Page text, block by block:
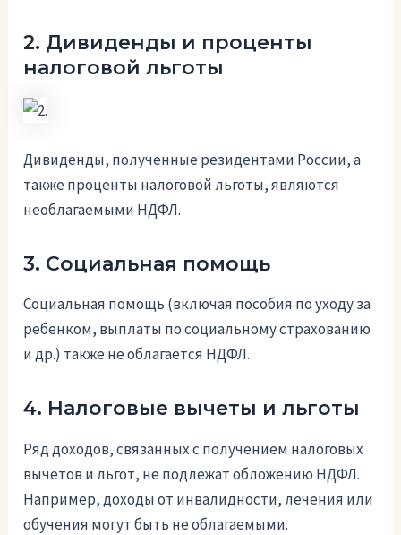
2. Дивиденды и проценты
налоговой льготы
Дивиденды, полученные резидентами России, а
также проценты налоговой льготы, являются
необлагаемыми НДФЛ.
3. Социальная помощь
Социальная помощь (включая пособия по уходу за
ребенком, выплаты по социальному страхованию
и др.) также не облагается НДФЛ.
4. Налоговые вычеты и льготы
Ряд доходов, связанных с получением налоговых
вычетов и льгот, не подлежат обложению НДФЛ.
Например, доходы от инвалидности, лечения или
обучения могут быть не облагаемыми.